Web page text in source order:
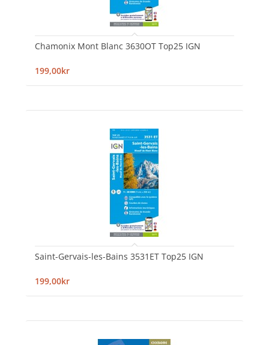
Chamonix Mont Blanc 3630OT Top25 IGN
199,00kr
Saint-Gervais-les-Bains 3531ET Top25 IGN
199,00kr